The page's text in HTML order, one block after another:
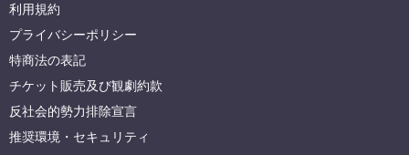
利用規約
プライバシーポリシー
特商法の表記
チケット販売及び観劇約款
反社会的勢力排除宣言
推奨環境・セキュリティ